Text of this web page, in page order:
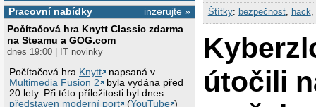
inzerujte »
Pracovní nabídky
Počítačová hra Knytt Classic zdarma
na Steamu a GOG.com
dnes 19:00 | IT novinky
Počítačová hra Knytt
napsaná v
Multimedia Fusion 2
byla vydána před
20 lety. Při této příležitosti byl dnes
představen moderní port
(YouTube )
Štítky: bezpečnost, hack
útočili